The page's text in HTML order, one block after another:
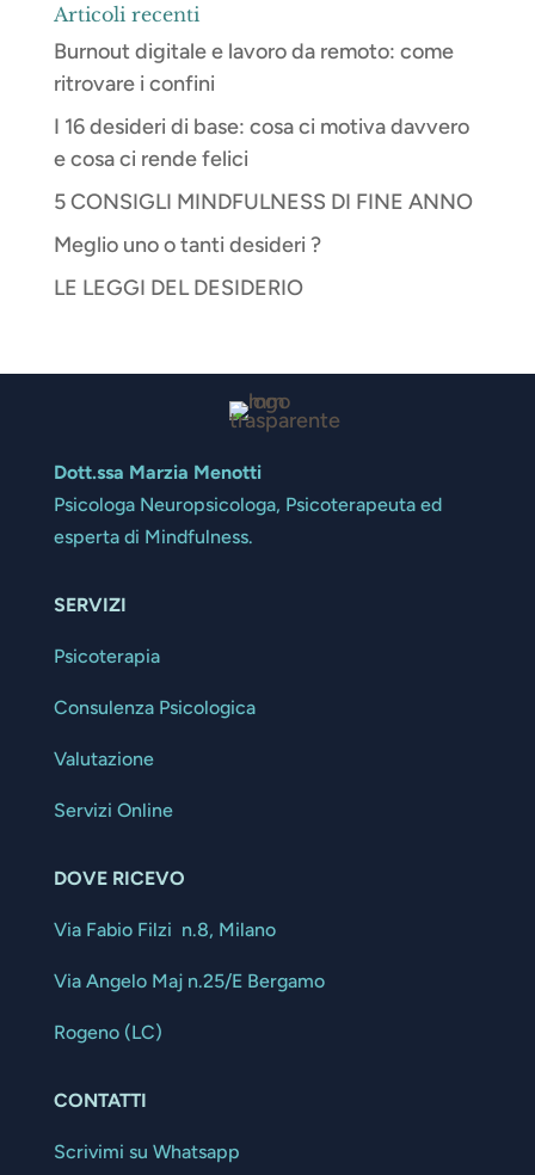
Articoli recenti
Burnout digitale e lavoro da remoto: come
ritrovare i confini
I 16 desideri di base: cosa ci motiva davvero
e cosa ci rende felici
5 CONSIGLI MINDFULNESS DI FINE ANNO
Meglio uno o tanti desideri ?
LE LEGGI DEL DESIDERIO
Dott.ssa Marzia Menotti
Psicologa Neuropsicologa, Psicoterapeuta ed
esperta di Mindfulness.
SERVIZI
Psicoterapia
Consulenza Psicologica
Valutazione
Servizi Online
DOVE RICEVO
Via Fabio Filzi n.8, Milano
Via Angelo Maj n.25/E Bergamo
Rogeno (LC)
CONTATTI
Scrivimi su Whatsapp